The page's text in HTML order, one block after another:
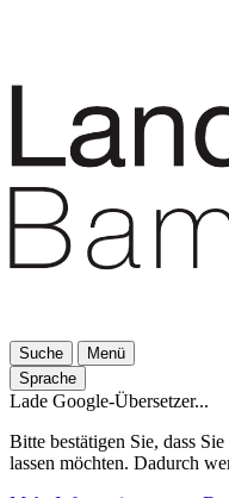
Suche
Menü
Sprache
Lade Google-Übersetzer...
Bitte bestätigen Sie, dass
lassen möchten. Dadurch